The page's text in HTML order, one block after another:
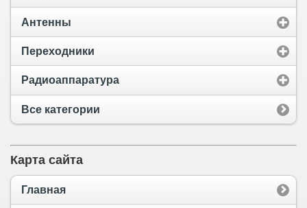
Антенны
Переходники
Радиоаппаратура
Все категории
Карта сайта
Главная